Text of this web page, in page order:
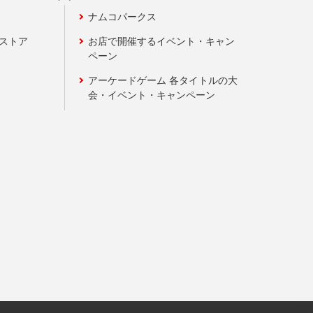
トア
ナムコパークス
お店で開催するイベント・キャン
ペーン
アーケードゲーム 各タイトルの大
会・イベント・キャンペーン